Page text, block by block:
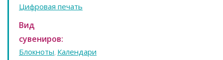
Цифровая печать
Вид
сувениров:
Блокноты, Календари